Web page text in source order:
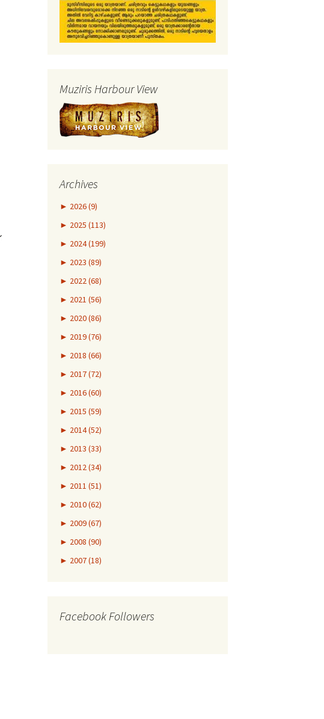
Muziris Harbour View
Archives
► 2026 (9)
► 2025 (113)
► 2024 (199)
► 2023 (89)
► 2022 (68)
► 2021 (56)
► 2020 (86)
► 2019 (76)
► 2018 (66)
► 2017 (72)
► 2016 (60)
► 2015 (59)
► 2014 (52)
► 2013 (33)
► 2012 (34)
► 2011 (51)
► 2010 (62)
► 2009 (67)
► 2008 (90)
► 2007 (18)
Facebook Followers